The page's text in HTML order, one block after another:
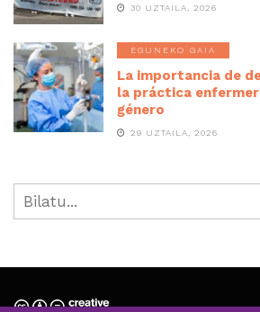
30 UZTAILA, 2026
EGUNEKO GAIA
La importancia de
la práctica
género
29 UZTAILA, 2026